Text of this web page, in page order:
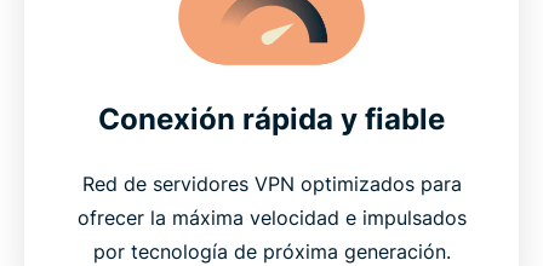
Conexión rápida y fiable
Red de servidores VPN optimizados para
ofrecer la máxima velocidad e impulsados
por tecnología de próxima generación.